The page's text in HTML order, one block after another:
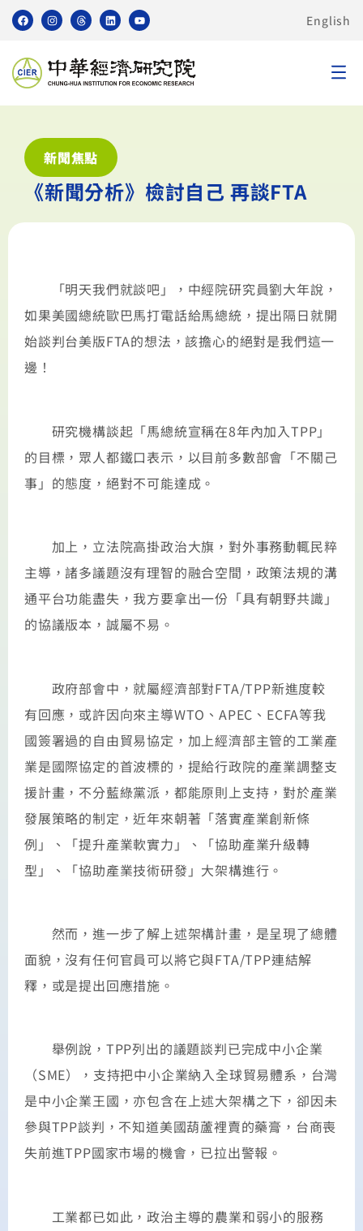
English
新聞焦點
《新聞分析》檢討自己 再談FTA
「明天我們就談吧」，中經院研究員劉大年說，
如果美國總統歐巴馬打電話給馬總統，提出隔日就開
始談判台美版FTA的想法，該擔心的絕對是我們這一
邊！
研究機構談起「馬總統宣稱在8年內加入TPP」
的目標，眾人都鐵口表示，以目前多數部會「不關己
事」的態度，絕對不可能達成。
加上，立法院高掛政治大旗，對外事務動輒民粹
主導，諸多議題沒有理智的融合空間，政策法規的溝
通平台功能盡失，我方要拿出一份「具有朝野共識」
的協議版本，誠屬不易。
政府部會中，就屬經濟部對FTA/TPP新進度較
有回應，或許因向來主導WTO、APEC、ECFA等我
國簽署過的自由貿易協定，加上經濟部主管的工業產
業是國際協定的首波標的，提給行政院的產業調整支
援計畫，不分藍綠黨派，都能原則上支持，對於產業
發展策略的制定，近年來朝著「落實產業創新條
例」、「提升產業軟實力」、「協助產業升級轉
型」、「協助產業技術研發」大架構進行。
然而，進一步了解上述架構計畫，是呈現了總體
面貌，沒有任何官員可以將它與FTA/TPP連結解
釋，或是提出回應措施。
舉例說，TPP列出的議題談判已完成中小企業
（SME），支持把中小企業納入全球貿易體系，台灣
是中小企業王國，亦包含在上述大架構之下，卻因未
參與TPP談判，不知道美國葫蘆裡賣的藥膏，台商喪
失前進TPP國家市場的機會，已拉出警報。
工業都已如此，政治主導的農業和弱小的服務